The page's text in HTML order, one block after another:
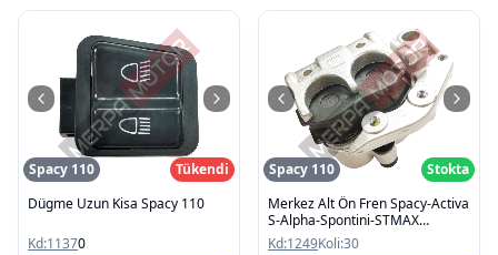
Spacy 110
Tükendi
Dügme Uzun Kisa Spacy 110
Kd:11370
Spacy 110
Stokta
Merkez Alt Ön Fren Spacy-Activa
S-Alpha-Spontini-STMAX
Kobra2000
Kd:1249Koli:30